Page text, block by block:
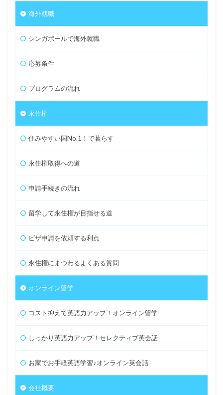
海外就職
シンガポールで海外就職
応募条件
プログラムの流れ
永住権
住みやすい国No.1！で暮らす
永住権取得への道
申請手続きの流れ
留学して永住権が目指せる道
ビザ申請を依頼する利点
永住権にまつわるよくある質問
オンライン留学
コスト抑えて英語力アップ！オンライン留学
しっかり英語力アップ！セレクティブ英会話
お家でお手軽英語学習♪オンライン英会話
会社概要